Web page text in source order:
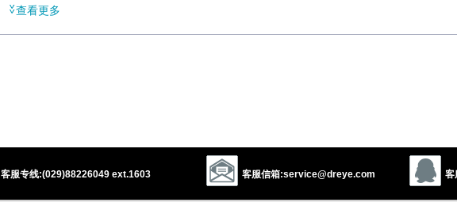
查看更多
客服专线:(029)88226049 ext.1603 客服信箱:service@dreye.com 客